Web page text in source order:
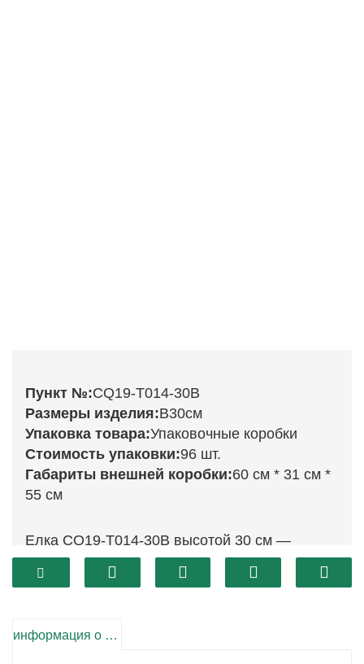
Пункт №:CQ19-T014-30B
Размеры изделия:В30см
Упаковка товара:Упаковочные коробки
Стоимость упаковки:96 шт.
Габариты внешней коробки:60 см * 31 см *
55 см
Елка CQ19-T014-30B высотой 30 см —
универсальный выбор для праздничного
украшения. Она имеет пышную крону, что
украшений, которые подчеркнут ваше
информация о продукте